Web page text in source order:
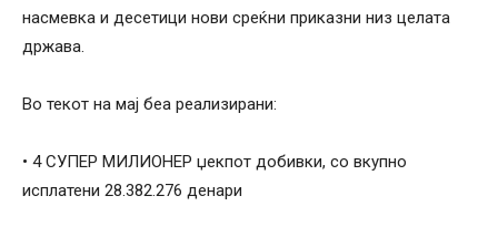
насмевка и десетици нови среќни приказни низ целата
држава.
Во текот на мај беа реализирани:
• 4 СУПЕР МИЛИОНЕР џекпот добивки, со вкупно
исплатени 28.382.276 денари